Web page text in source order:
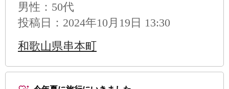
男性 ：50代
投稿日：2024年10月19日 13:30
和歌山県串本町